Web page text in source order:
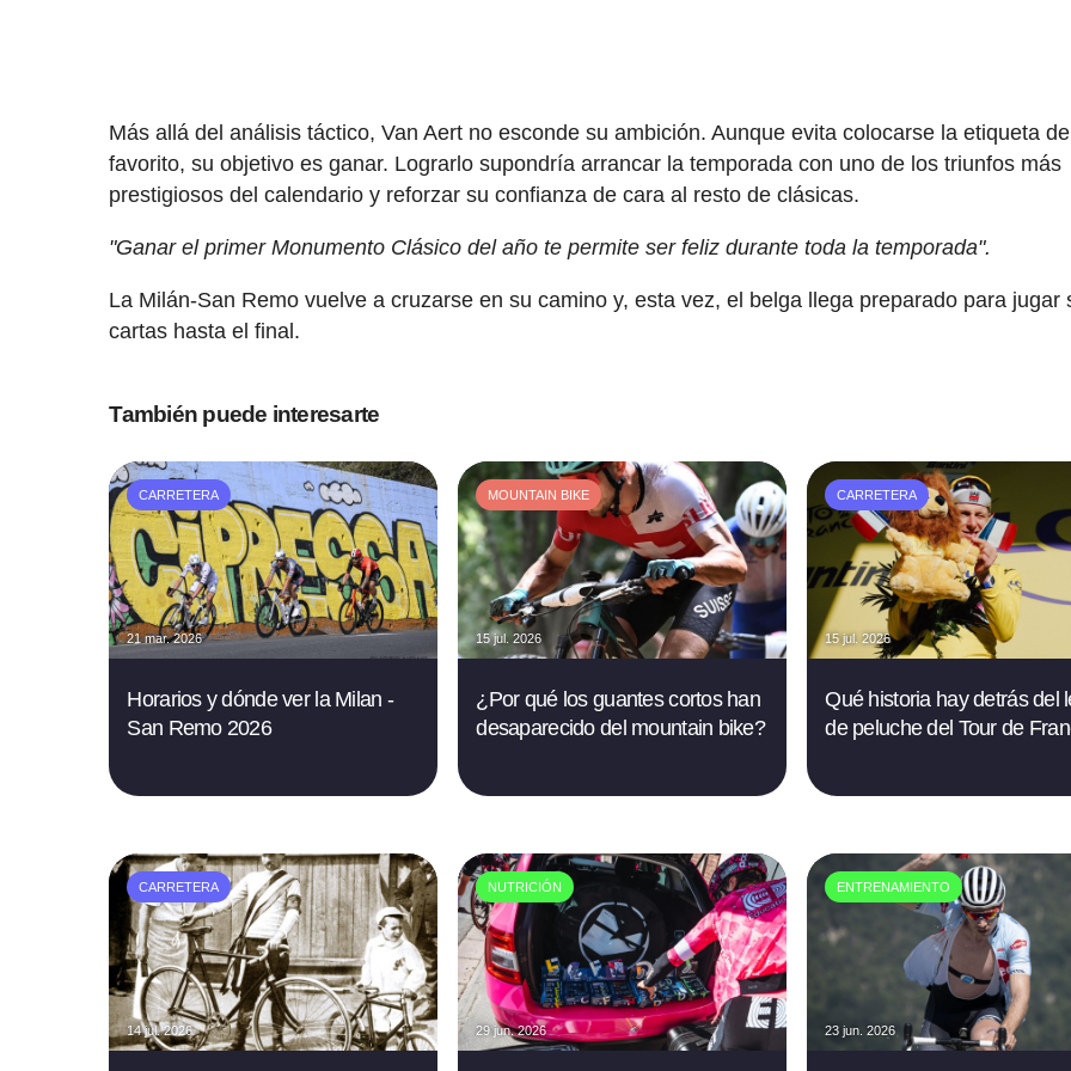
Más allá del análisis táctico, Van Aert no esconde su ambición. Aunque evita colocarse la etiqueta de
favorito, su objetivo es ganar. Lograrlo supondría arrancar la temporada con uno de los triunfos más
prestigiosos del calendario y reforzar su confianza de cara al resto de clásicas.
"Ganar el primer Monumento Clásico del año te permite ser feliz durante toda la temporada".
La Milán-San Remo vuelve a cruzarse en su camino y, esta vez, el belga llega preparado para jugar
cartas hasta el final.
También puede interesarte
CARRETERA
21 mar. 2026
Horarios y dónde ver la Milan -
San Remo 2026
MOUNTAIN BIKE
15 jul. 2026
¿Por qué los guantes cortos han
desaparecido del mountain bike?
CARRETERA
15 jul. 2026
Qué historia hay detrás del
de peluche del Tour de
CARRETERA
14 jul. 2026
NUTRICIÓN
29 jun. 2026
ENTRENAMIENTO
23 jun. 2026